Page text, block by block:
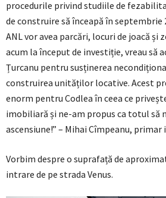
procedurile privind studiile de
de construire să înceapă în septembrie
ANL vor avea parcări, locuri de joacă și
acum la început de investiție, vreau să
Țurcanu pentru susținerea
construirea unităților locative. Acest
enorm pentru Codlea în ceea ce
imobiliară și ne-am propus ca totul să
ascensiune!” – Mihai Cîmpeanu,
Vorbim despre o suprafață de
intrare de pe strada Venus.